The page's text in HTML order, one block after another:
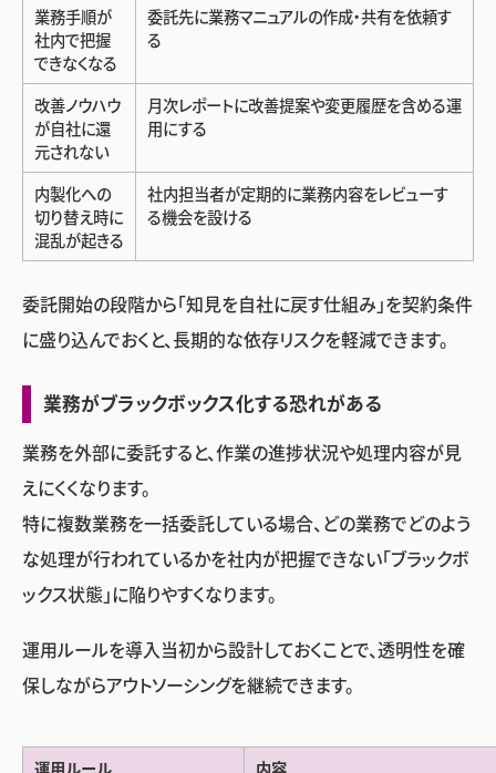
業務手順が
社内で把握
できなくなる
委託先に業務マニュアルの作成・共有を依頼す
る
改善ノウハウ
が自社に還
元されない
月次レポートに改善提案や変更履歴を含める運
用にする
内製化への
切り替え時に
混乱が起きる
社内担当者が定期的に業務内容をレビューす
る機会を設ける
委託開始の段階から「知見を自社に戻す仕組み」を契約条件
に盛り込んでおくと、長期的な依存リスクを軽減できます。
業務がブラックボックス化する恐れがある
業務を外部に委託すると、作業の進捗状況や処理内容が見
えにくくなります。
特に複数業務を一括委託している場合、どの業務でどのよう
な処理が行われているかを社内が把握できない「ブラックボ
ックス状態」に陥りやすくなります。
運用ルールを導入当初から設計しておくことで、透明性を確
保しながらアウトソーシングを継続できます。
運用ルール 内容